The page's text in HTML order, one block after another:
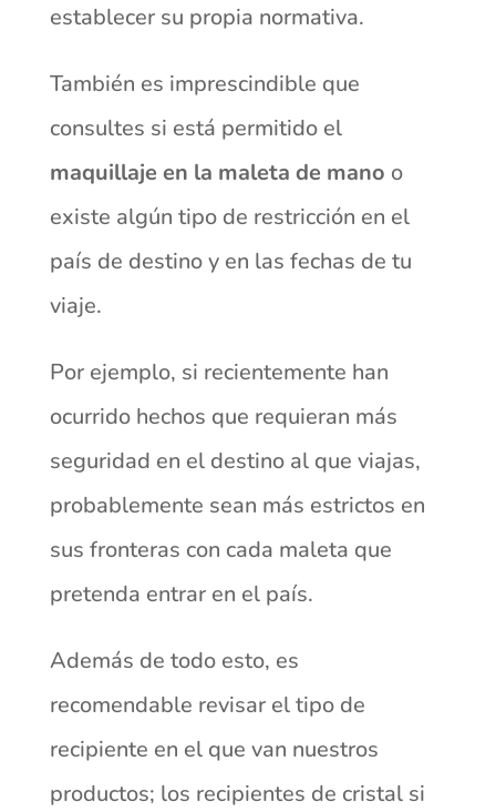
establecer su propia normativa.
También es imprescindible que
consultes si está permitido el
maquillaje en la maleta de mano o
existe algún tipo de restricción en el
país de destino y en las fechas de tu
viaje.
Por ejemplo, si recientemente han
ocurrido hechos que requieran más
seguridad en el destino al que viajas,
probablemente sean más estrictos en
sus fronteras con cada maleta que
pretenda entrar en el país.
Además de todo esto, es
recomendable revisar el tipo de
recipiente en el que van nuestros
productos; los recipientes de cristal si